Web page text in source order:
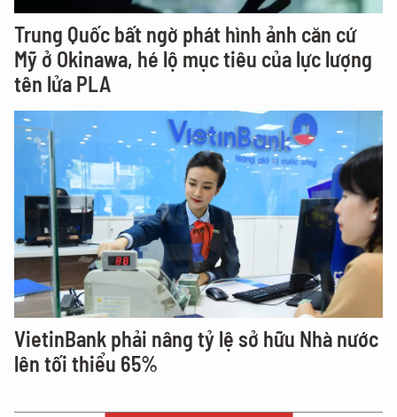
Trung Quốc bất ngờ phát hình ảnh căn cứ
Mỹ ở Okinawa, hé lộ mục tiêu của lực lượng
tên lửa PLA
VietinBank phải nâng tỷ lệ sở hữu Nhà nước
lên tối thiểu 65%